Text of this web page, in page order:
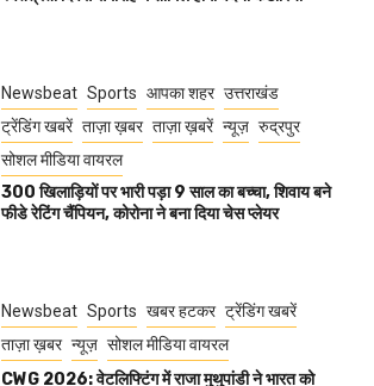
Newsbeat Sports आपका शहर उत्तराखंड
ट्रेंडिंग खबरें ताज़ा ख़बर ताज़ा ख़बरें न्यूज़ रुद्रपुर
सोशल मीडिया वायरल
300 खिलाड़ियों पर भारी पड़ा 9 साल का बच्चा, शिवाय बने
फीडे रेटिंग चैंपियन, कोरोना ने बना दिया चेस प्लेयर
Newsbeat Sports खबर हटकर ट्रेंडिंग खबरें
ताज़ा ख़बर न्यूज़ सोशल मीडिया वायरल
CWG 2026: वेटलिफ्टिंग में राजा मुथुपांडी ने भारत को